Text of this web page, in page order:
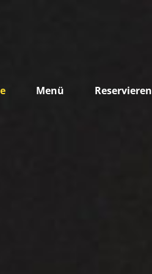
Menü Reservieren